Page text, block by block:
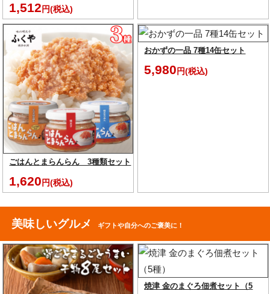
1,512 円(税込)
ごはんとまらんらん 3種類セット
1,620 円(税込)
おかずの一品 7種14缶セット
5,980円(税込)
美味しいグルメ ギフトや自分へのご褒美に！
焼津 金のまぐろ佃煮セット（5